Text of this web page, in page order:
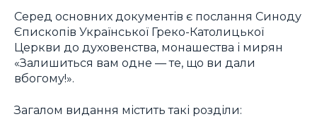
Серед основних документів є послання Синоду
Єпископів Української Греко-Католицької
Церкви до духовенства, монашества і мирян
«Залишиться вам одне — те, що ви дали
вбогому!».
Загалом видання містить такі розділи: